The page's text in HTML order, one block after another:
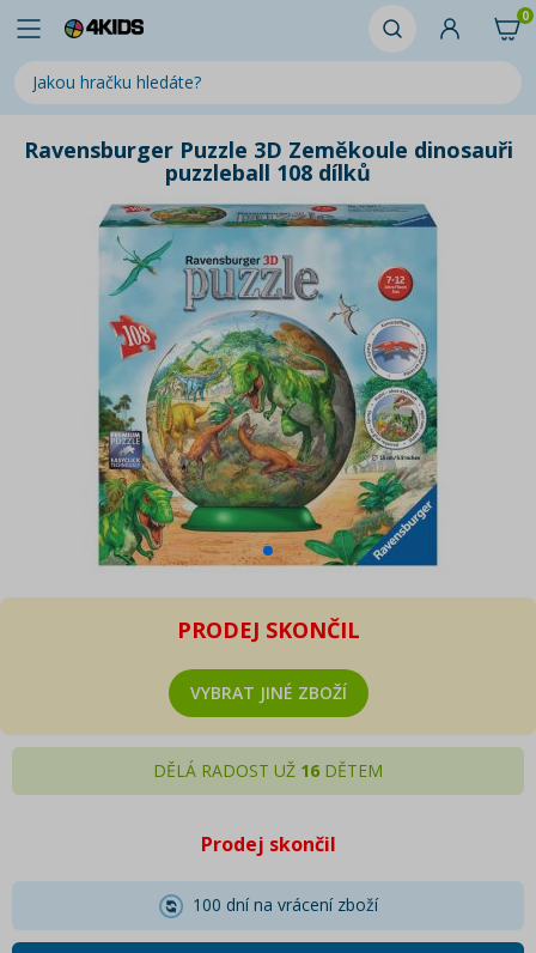
0
Ravensburger Puzzle 3D Zeměkoule dinosauři
puzzleball 108 dílků
PRODEJ SKONČIL
VYBRAT JINÉ ZBOŽÍ
DĚLÁ RADOST UŽ 16 DĚTEM
Prodej skončil
100 dní na vrácení zboží